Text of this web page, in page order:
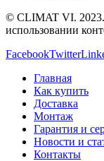
© CLIMAT VI.
использовании
FacebookTwitter
Главная
Как купить
Доставка
Монтаж
Гарантия и
Новости и
Контакты